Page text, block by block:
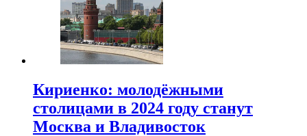
Кириенко: молодёжными
столицами в 2024 году станут
Москва и Владивосток